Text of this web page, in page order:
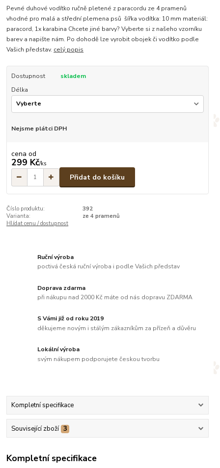
Pevné duhové vodítko ručně pletené z paracordu ze 4 pramenů
vhodné pro malá a střední plemena psů šířka vodítka: 10 mm materiál:
paracord, 1x karabina Chcete jiné barvy? Vyberte si z našeho vzorníku
barev a napište nám. Po dohodě lze vyrobit obojek či vodítko podle
Vašich představ. celý popis
Dostupnost
skladem
Délka
Nejsme plátci DPH
cena od
299 Kč/ks
Přidat do košíku
Číslo produktu:
392
Varianta:
ze 4 pramenů
Hlídat cenu / dostupnost
Ruční výroba
poctivá česká ruční výroba i podle Vašich představ
Doprava zdarma
při nákupu nad 2000 Kč máte od nás dopravu ZDARMA
S Vámi již od roku 2019
děkujeme novým i stálým zákazníkům za přízeň a důvěru
Lokální výroba
svým nákupem podporujete českou tvorbu
Kompletní specifikace
Související zboží 3
Kompletní specifikace